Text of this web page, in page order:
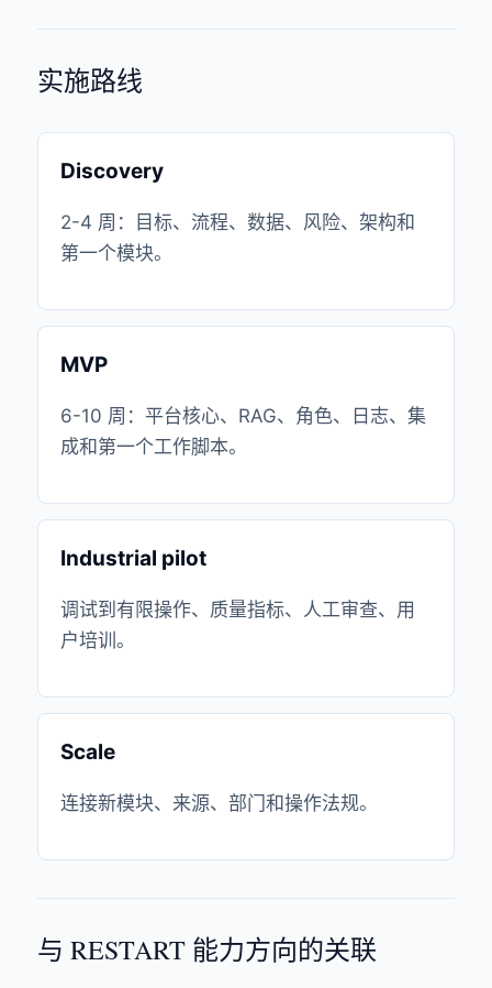
实施路线
Discovery
2-4 周：目标、流程、数据、风险、架构和
第一个模块。
MVP
6-10 周：平台核心、RAG、角色、日志、集
成和第一个工作脚本。
Industrial pilot
调试到有限操作、质量指标、人工审查、用
户培训。
Scale
连接新模块、来源、部门和操作法规。
与 RESTART 能力方向的关联